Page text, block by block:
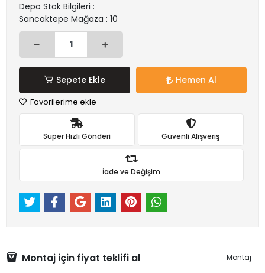
Depo Stok Bilgileri :
Sancaktepe Mağaza : 10
Sepete Ekle Hemen Al
Favorilerime ekle
Süper Hızlı Gönderi Güvenli Alışveriş
İade ve Değişim
Montaj için fiyat teklifi al Montaj